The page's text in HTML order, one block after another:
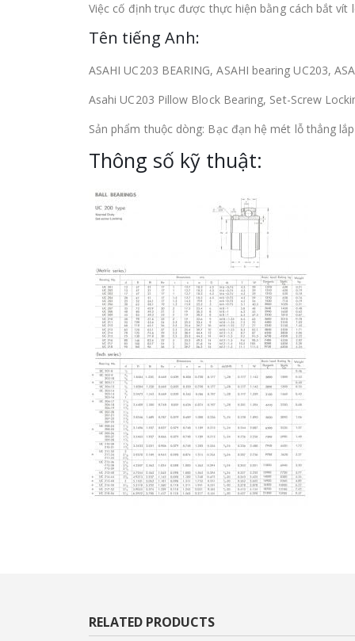
Việc cố định trục được thực hiện bằng cách bắt vít
Tên tiếng Anh:
ASAHI UC203 BEARING, ASAHI bearing UC203,
Asahi UC203 Pillow Block Bearing, Set-Screw
Sản phẩm thuộc dòng: Bạc đạn hệ mét lỗ thẳng
Thông số kỹ thuật:
RELATED PRODUCTS